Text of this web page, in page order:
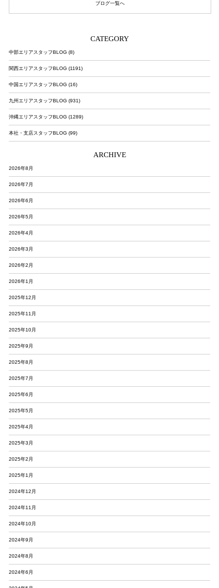
ブログ一覧へ
CATEGORY
中部エリアスタッフBLOG (8)
関西エリアスタッフBLOG (1191)
中国エリアスタッフBLOG (16)
九州エリアスタッフBLOG (931)
沖縄エリアスタッフBLOG (1289)
本社・支店スタッフBLOG (99)
ARCHIVE
2026年8月
2026年7月
2026年6月
2026年5月
2026年4月
2026年3月
2026年2月
2026年1月
2025年12月
2025年11月
2025年10月
2025年9月
2025年8月
2025年7月
2025年6月
2025年5月
2025年4月
2025年3月
2025年2月
2025年1月
2024年12月
2024年11月
2024年10月
2024年9月
2024年8月
2024年6月